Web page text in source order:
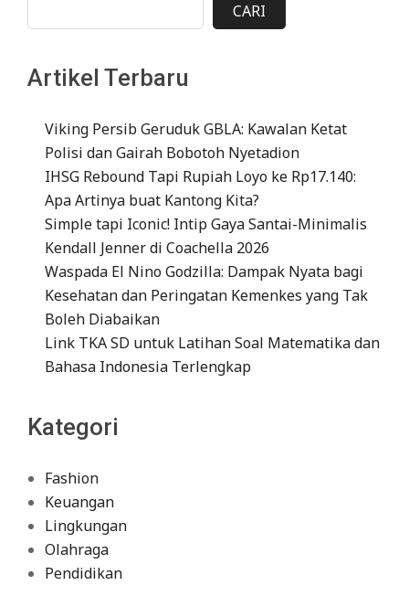
CARI
Artikel Terbaru
Viking Persib Geruduk GBLA: Kawalan Ketat
Polisi dan Gairah Bobotoh Nyetadion
IHSG Rebound Tapi Rupiah Loyo ke Rp17.140:
Apa Artinya buat Kantong Kita?
Simple tapi Iconic! Intip Gaya Santai-Minimalis
Kendall Jenner di Coachella 2026
Waspada El Nino Godzilla: Dampak Nyata bagi
Kesehatan dan Peringatan Kemenkes yang Tak
Boleh Diabaikan
Link TKA SD untuk Latihan Soal Matematika dan
Bahasa Indonesia Terlengkap
Kategori
Fashion
Keuangan
Lingkungan
Olahraga
Pendidikan